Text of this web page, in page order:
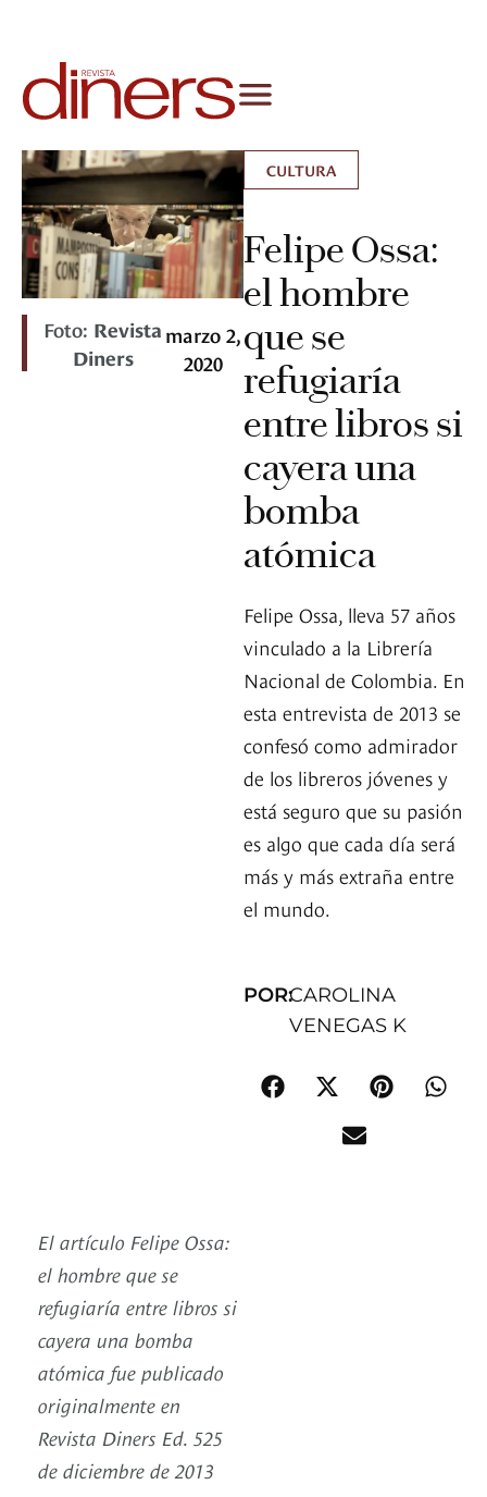
Foto: Revista
Diners
marzo 2,
2020
CULTURA
Felipe Ossa:
el hombre
que se
refugiaría
entre libros si
cayera una
bomba
atómica
Felipe Ossa, lleva 57 años
vinculado a la Librería
Nacional de Colombia. En
esta entrevista de 2013 se
confesó como admirador
de los libreros jóvenes y
está seguro que su pasión
es algo que cada día será
más y más extraña entre
el mundo.
POR:CAROLINA
VENEGAS K
El artículo Felipe Ossa:
el hombre que se
refugiaría entre libros si
cayera una bomba
atómica fue publicado
originalmente en
Revista Diners Ed. 525
de diciembre de 2013